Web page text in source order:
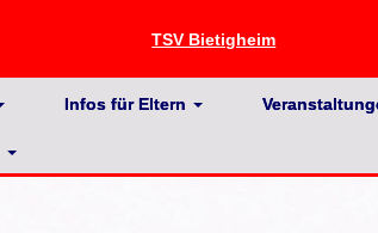
TSV Bietigheim
Infos für Eltern